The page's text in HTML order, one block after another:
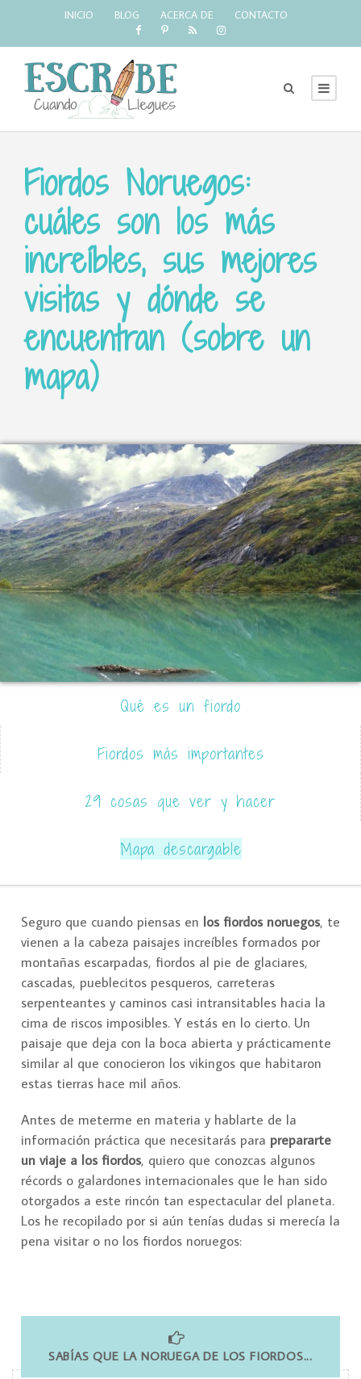
INICIO BLOG ACERCA DE CONTACTO
Fiordos Noruegos:
cuáles son los más
increíbles, sus mejores
visitas y dónde se
encuentran (sobre un
mapa)
Qué es un fiordo
Fiordos más importantes
29 cosas que ver y hacer
Mapa descargable
Seguro que cuando piensas en los fiordos noruegos, te
vienen a la cabeza paisajes increíbles formados por
montañas escarpadas, fiordos al pie de glaciares,
cascadas, pueblecitos pesqueros, carreteras
serpenteantes y caminos casi intransitables hacia la
cima de riscos imposibles. Y estás en lo cierto. Un
paisaje que deja con la boca abierta y prácticamente
similar al que conocieron los vikingos que habitaron
estas tierras hace mil años.
Antes de meterme en materia y hablarte de la
información práctica que necesitarás para prepararte
un viaje a los fiordos, quiero que conozcas algunos
récords o galardones internacionales que le han sido
otorgados a este rincón tan espectacular del planeta.
Los he recopilado por si aún tenías dudas si merecía la
pena visitar o no los fiordos noruegos:
SABÍAS QUE LA NORUEGA DE LOS FIORDOS...